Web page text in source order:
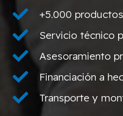
+5.000
Servicio técnico
Asesoramiento
Financiación a
Transporte y